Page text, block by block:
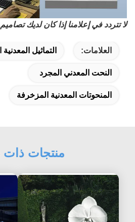
لا تتردد في إعلامنا إذا كان لديك
العلامات: التماثيل المعدنية
النحت المعدني المجرد
المنحوتات المعدنية المزخرفة
منتجات ذات